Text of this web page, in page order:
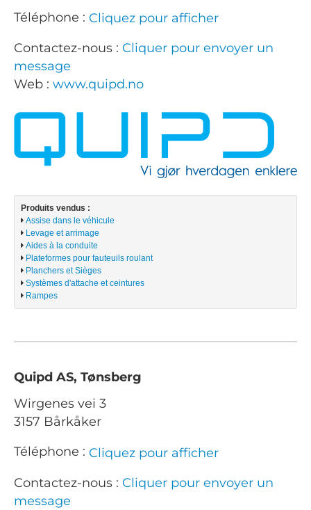
Téléphone : Cliquez pour afficher
Contactez-nous : Cliquer pour envoyer un
message
Web : www.quipd.no
Produits vendus :
Assise dans le véhicule
Levage et arrimage
Aides à la conduite
Plateformes pour fauteuils roulant
Planchers et Sièges
Systèmes d'attache et ceintures
Rampes
Quipd AS, Tønsberg
Wirgenes vei 3
3157 Bårkåker
Téléphone : Cliquez pour afficher
Contactez-nous : Cliquer pour envoyer un
message